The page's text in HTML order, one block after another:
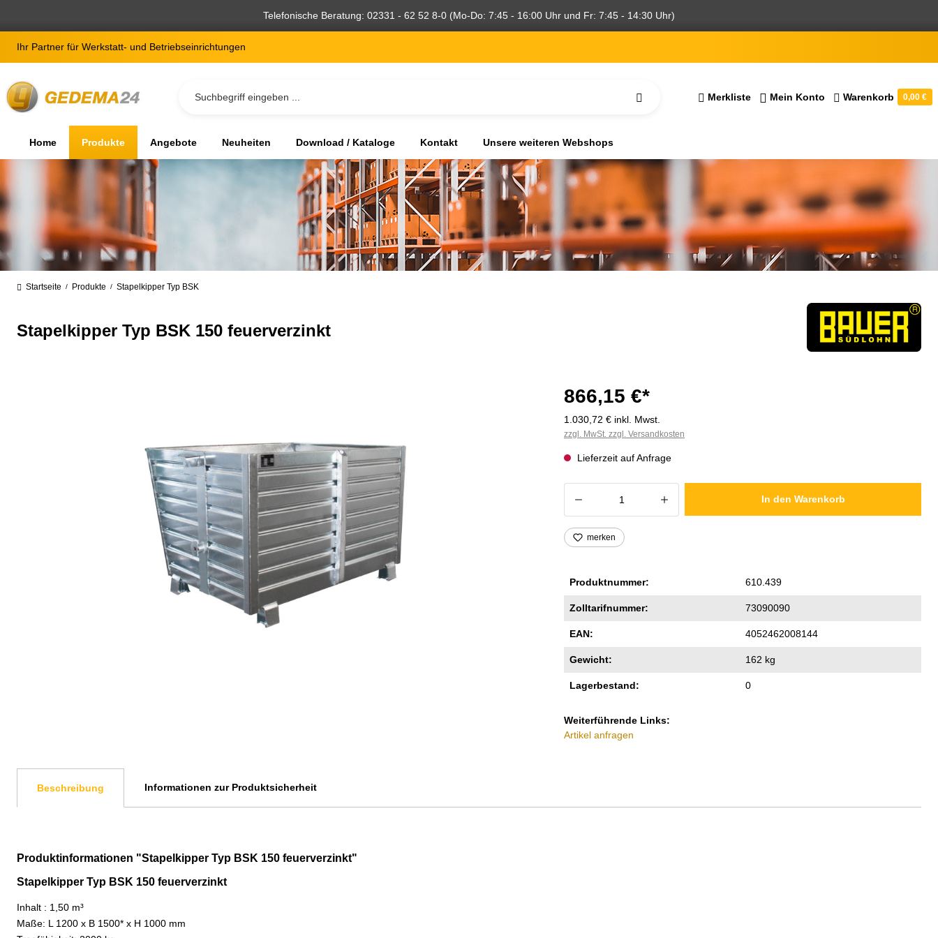
Telefonische Beratung: 02331 - 62 52 8-0 (Mo-Do: 7:45 - 16:00 Uhr und Fr: 7:45 - 14:30 Uhr)
Ihr Partner für Werkstatt- und Betriebseinrichtungen
Merkliste Mein Konto Warenkorb 0,00 €
Home Produkte Angebote Neuheiten Download / Kataloge Kontakt Unsere weiteren Webshops
Startseite / Produkte / Stapelkipper Typ BSK
Stapelkipper Typ BSK 150 feuerverzinkt
866,15 €*
1.030,72 € inkl. Mwst.
zzgl. MwSt. zzgl. Versandkosten
Lieferzeit auf Anfrage
Produkt Anzahl: Gib den gewünschten Wert
In den Warenkorb
merken
Produktnummer: 610.439
Zolltarifnummer: 73090090
EAN: 4052462008144
Gewicht: 162 kg
Lagerbestand: 0
Weiterführende Links:
Artikel anfragen
Beschreibung Informationen zur Produktsicherheit
Produktinformationen "Stapelkipper Typ BSK 150 feuerverzinkt"
Stapelkipper Typ BSK 150 feuerverzinkt
Inhalt : 1,50 m³
Maße: L 1200 x B 1500* x H 1000 mm